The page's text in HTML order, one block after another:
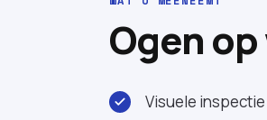
Ogen
Visuele